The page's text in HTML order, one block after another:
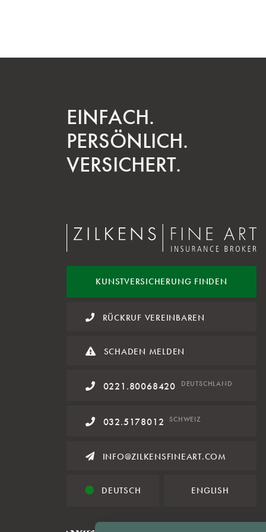
EINFACH.
PERSÖNLICH.
VERSICHERT.
KUNSTVERSICHERUNG FINDEN
RÜCKRUF VEREINBAREN
SCHADEN MELDEN
0221.80068420 DEUTSCHLAND
032.5178012 SCHWEIZ
INFO@ZILKENSFINEART.COM
DEUTSCH ENGLISH